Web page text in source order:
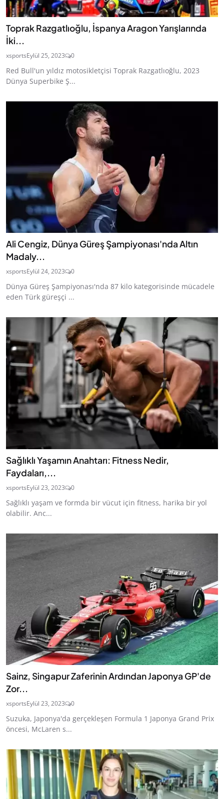
Toprak Razgatlıoğlu, İspanya Aragon Yarışlarında
İki...
xsportsEylül 25, 2023 0
Red Bull'un yıldız motosikletçisi Toprak Razgatlıoğlu, 2023
Dünya Superbike Ş...
Ali Cengiz, Dünya Güreş Şampiyonası'nda Altın
Madaly...
xsportsEylül 24, 2023 0
Dünya Güreş Şampiyonası'nda 87 kilo kategorisinde mücadele
eden Türk güreşçi ...
Sağlıklı Yaşamın Anahtarı: Fitness Nedir,
Faydaları,...
xsportsEylül 23, 2023 0
Sağlıklı yaşam ve formda bir vücut için fitness, harika bir yol
olabilir. Anc...
Sainz, Singapur Zaferinin Ardından Japonya GP'de
Zor...
xsportsEylül 23, 2023 0
Suzuka, Japonya'da gerçekleşen Formula 1 Japonya Grand Prix
öncesi, McLaren s...